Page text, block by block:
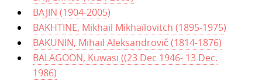
BAJIN (1904-2005)
BAKHTINE, Mikhail Mikhaïlovitch (1895-1975)
BAKUNIN, Mihail Aleksandrovič (1814-1876)
BALAGOON, Kuwasi ((23 Dec 1946- 13 Dec.
1986)